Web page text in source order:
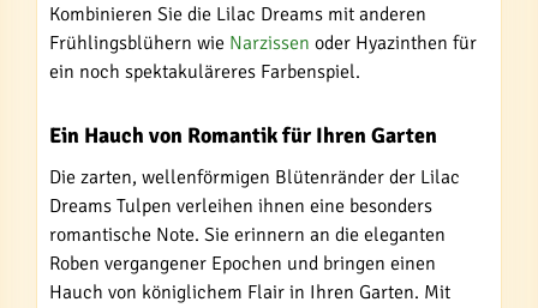
Kombinieren Sie die Lilac Dreams mit anderen
Frühlingsblühern wie Narzissen oder Hyazinthen für
ein noch spektakuläreres Farbenspiel.
Ein Hauch von Romantik für Ihren Garten
Die zarten, wellenförmigen Blütenränder der Lilac
Dreams Tulpen verleihen ihnen eine besonders
romantische Note. Sie erinnern an die eleganten
Roben vergangener Epochen und bringen einen
Hauch von königlichem Flair in Ihren Garten. Mit